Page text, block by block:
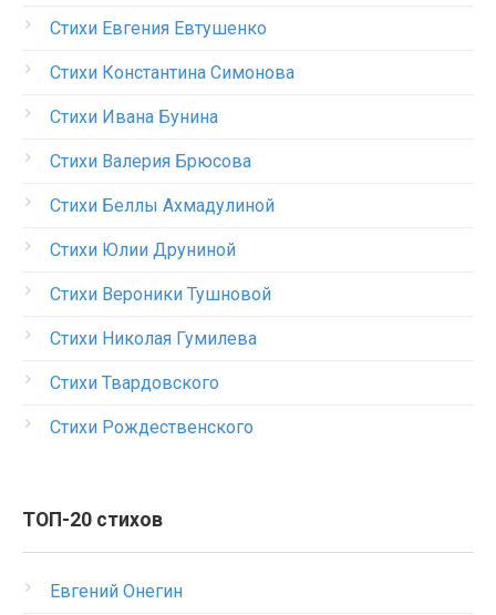
Стихи Евгения Евтушенко
Стихи Константина Симонова
Стихи Ивана Бунина
Стихи Валерия Брюсова
Стихи Беллы Ахмадулиной
Стихи Юлии Друниной
Стихи Вероники Тушновой
Стихи Николая Гумилева
Стихи Твардовского
Стихи Рождественского
ТОП-20 стихов
Евгений Онегин